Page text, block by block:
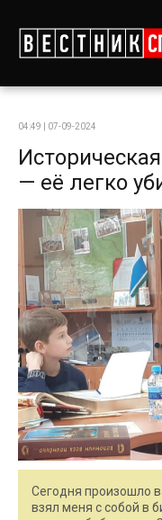
04:49 | 07-09-2024
— её легко
Сегодня произошло
взял меня с собой в